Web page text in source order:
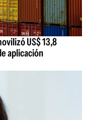
US$ 13,8
aplicación